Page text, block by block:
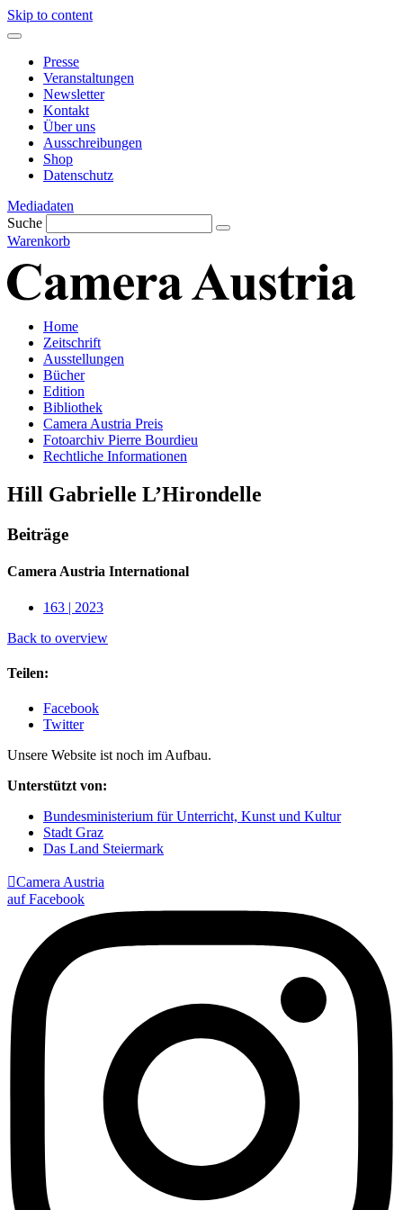
Skip to content
Presse
Veranstaltungen
Newsletter
Kontakt
Über uns
Ausschreibungen
Shop
Datenschutz
Mediadaten
Suche
Warenkorb
Home
Zeitschrift
Ausstellungen
Bücher
Edition
Bibliothek
Camera Austria Preis
Fotoarchiv Pierre Bourdieu
Rechtliche Informationen
Hill Gabrielle L’Hirondelle
Beiträge
Camera Austria International
163 | 2023
Back to overview
Teilen:
Facebook
Twitter
Unsere Website ist noch im Aufbau.
Unterstützt von:
Bundesministerium für Unterricht, Kunst und Kultur
Stadt Graz
Das Land Steiermark
Camera Austria
auf Facebook